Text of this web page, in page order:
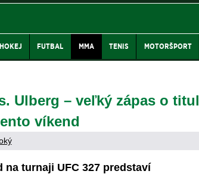
HOKEJ FUTBAL MMA TENIS MOTORŠPORT
Ulberg – veľký zápas o titul
víkend
turnaji UFC 327 predstaví